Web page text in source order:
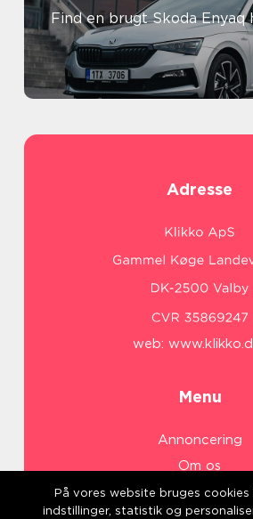
Find en brugt Skoda Enyaq
Adresse
web:
Menu
Annoncering
Om os
Cookies
På vores website bruges cookies
indstillinger, statistik og